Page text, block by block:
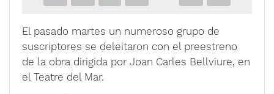
El pasado martes un numeroso grupo de
suscriptores se deleitaron con el preestreno
de la obra dirigida por Joan Carles Bellviure, en
el Teatre del Mar.